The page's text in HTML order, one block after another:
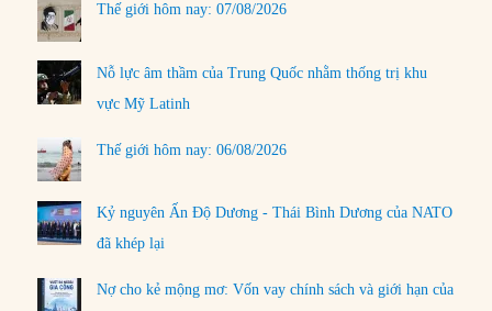
Thế giới hôm nay: 07/08/2026
Nỗ lực âm thầm của Trung Quốc nhằm thống trị khu
vực Mỹ Latinh
Thế giới hôm nay: 06/08/2026
Kỷ nguyên Ấn Độ Dương - Thái Bình Dương của NATO
đã khép lại
Nợ cho kẻ mộng mơ: Vốn vay chính sách và giới hạn của